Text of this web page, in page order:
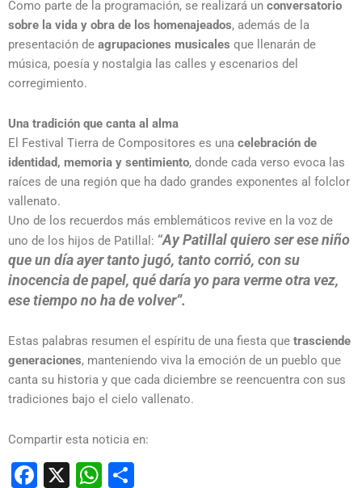
Como parte de la programación, se realizará un conversatorio
sobre la vida y obra de los homenajeados, además de la
presentación de agrupaciones musicales que llenarán de
música, poesía y nostalgia las calles y escenarios del
corregimiento.
Una tradición que canta al alma
El Festival Tierra de Compositores es una celebración de
identidad, memoria y sentimiento, donde cada verso evoca las
raíces de una región que ha dado grandes exponentes al folclor
vallenato.
Uno de los recuerdos más emblemáticos revive en la voz de
uno de los hijos de Patillal: “Ay Patillal quiero ser ese niño
que un día ayer tanto jugó, tanto corrió, con su
inocencia de papel, qué daría yo para verme otra vez,
ese tiempo no ha de volver”.
Estas palabras resumen el espíritu de una fiesta que trasciende
generaciones, manteniendo viva la emoción de un pueblo que
canta su historia y que cada diciembre se reencuentra con sus
tradiciones bajo el cielo vallenato.
Compartir esta noticia en:
Facebook
X WhatsApp